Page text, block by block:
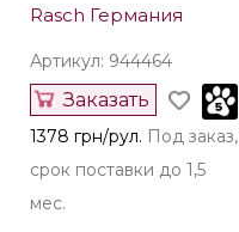
Rasch Германия
Артикул: 944464
Заказать
1378 грн/рул. Под заказ,
срок поставки до 1,5
мес.